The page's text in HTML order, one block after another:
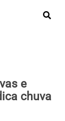
e
chuva